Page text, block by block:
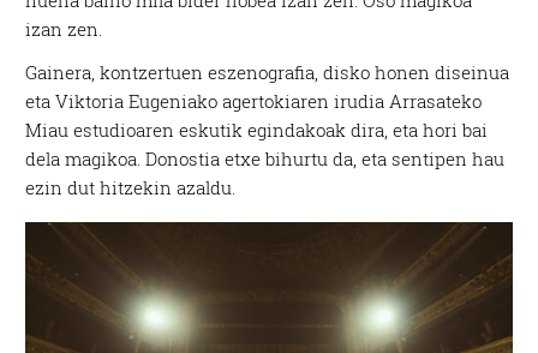
izan zen.
Gainera, kontzertuen eszenografia, disko honen diseinua
eta Viktoria Eugeniako agertokiaren irudia Arrasateko
Miau estudioaren eskutik egindakoak dira, eta hori bai
dela magikoa. Donostia etxe bihurtu da, eta sentipen hau
ezin dut hitzekin azaldu.